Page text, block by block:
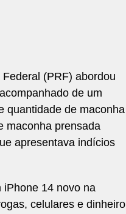
(PRF) abordou
de um
quantidade de maconha
maconha prensada
apresentava indícios
iPhone 14 novo na
celulares e dinheiro